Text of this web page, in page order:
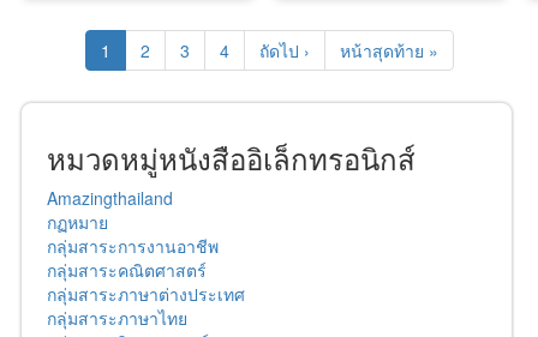
1 2 3 4 ถัดไป › หน้าสุดท้าย »
หมวดหมู่หนังสืออิเล็กทรอนิกส์
Amazingthailand
กฏหมาย
กลุ่มสาระการงานอาชีพ
กลุ่มสาระคณิตศาสตร์
กลุ่มสาระภาษาต่างประเทศ
กลุ่มสาระภาษาไทย